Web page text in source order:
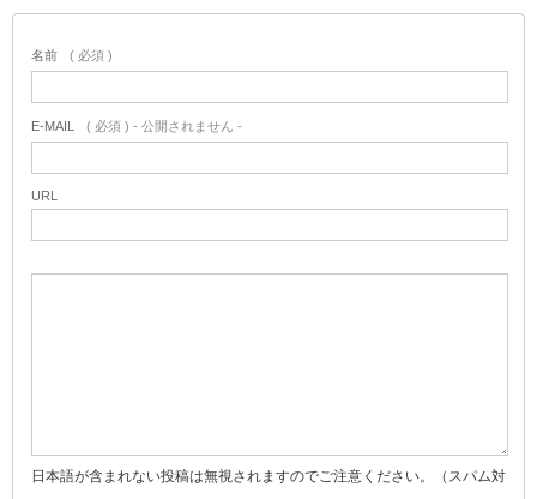
名前 ( 必須 )
E-MAIL ( 必須 ) - 公開されません -
URL
日本語が含まれない投稿は無視されますのでご注意ください。（スパム対